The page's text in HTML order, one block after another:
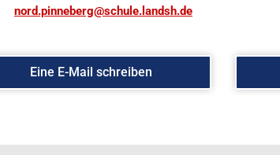
nord.pinneberg@schule.landsh.de
Eine E-Mail schreiben